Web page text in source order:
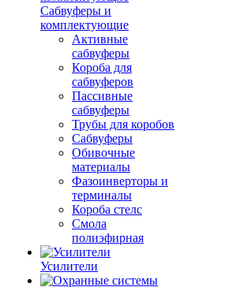
Сабвуферы и
комплектующие
Активные
сабвуферы
Короба для
сабвуферов
Пассивные
сабвуферы
Трубы для коробов
Сабвуферы
Обивочные
материалы
Фазоинверторы и
терминалы
Короба стелс
Смола
полиэфирная
Усилители